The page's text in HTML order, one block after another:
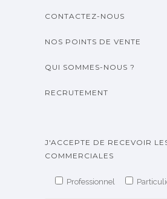
CONTACTEZ-NOUS
NOS POINTS DE VENTE
QUI SOMMES-NOUS ?
RECRUTEMENT
J'ACCEPTE DE RECEVOIR
COMMERCIALES
Professionnel